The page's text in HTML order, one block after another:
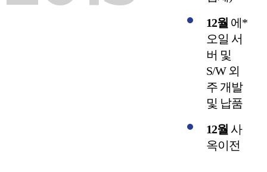
12월 에*
오일 서
버 및
S/W 외
주 개발
및 납품
12월 사
옥이전